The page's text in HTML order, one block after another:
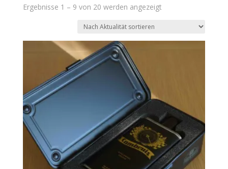
Ergebnisse 1 – 9 von 20 werden angezeigtNach